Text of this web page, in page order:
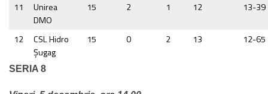
11
Unirea
DMO
15 2 1 12 13-39
12
CSL Hidro
Șugag
15 0 2 13 12-65
SERIA 8